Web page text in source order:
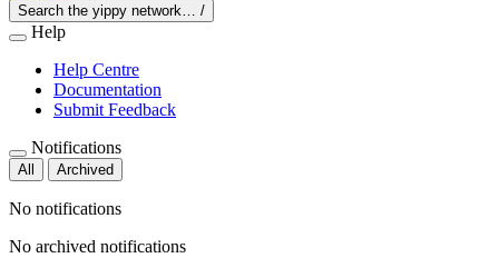
Search the yippy network… /
Help
Help Centre
Documentation
Submit Feedback
Notifications
All Archived
No notifications
No archived notifications